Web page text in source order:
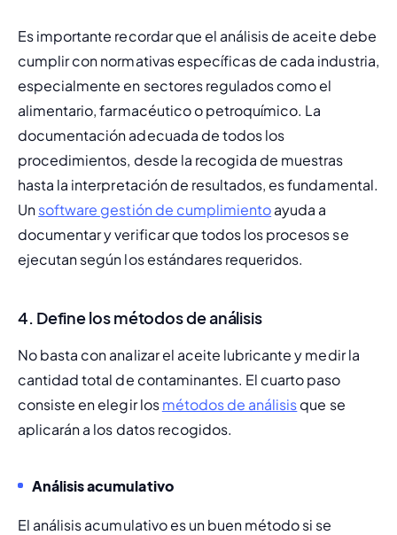
Es importante recordar que el análisis de aceite debe
cumplir con normativas específicas de cada industria,
especialmente en sectores regulados como el
alimentario, farmacéutico o petroquímico. La
documentación adecuada de todos los
procedimientos, desde la recogida de muestras
hasta la interpretación de resultados, es fundamental.
Un software gestión de cumplimiento ayuda a
documentar y verificar que todos los procesos se
ejecutan según los estándares requeridos.
4. Define los métodos de análisis
No basta con analizar el aceite lubricante y medir la
cantidad total de contaminantes. El cuarto paso
consiste en elegir los métodos de análisis que se
aplicarán a los datos recogidos.
Análisis acumulativo
El análisis acumulativo es un buen método si se